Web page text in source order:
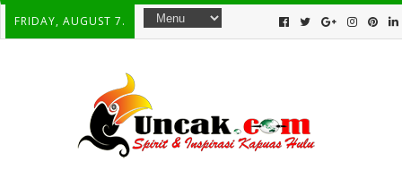
FRIDAY, AUGUST 7.